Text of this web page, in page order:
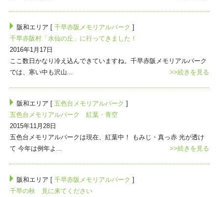
阪和エリア [ 千早赤阪メモリアルパーク ]
千早赤阪村「水仙の丘」に行ってきました！
2016年1月17日
ここ数日かなり冷え込んできていますね。千早赤阪メモリアルパーク
では、寒い中も沢山...
>>続きを見る
阪和エリア [ 五色台メモリアルパーク ]
五色台メモリアルパーク 紅葉・青空
2015年11月28日
五色台メモリアルパークは現在、紅葉中！ もみじ・真っ赤 光が透け
て 今年は例年よ...
>>続きを見る
阪和エリア [ 千早赤阪メモリアルパーク ]
千早の秋 見に来てください